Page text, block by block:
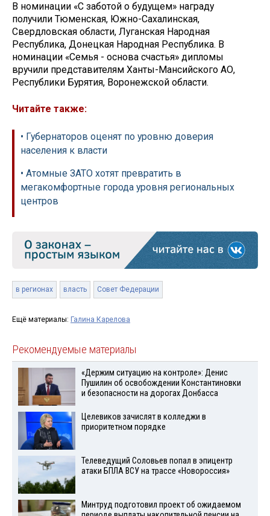
В номинации «С заботой о будущем» награду
получили Тюменская, Южно-Сахалинская,
Свердловская области, Луганская Народная
Республика, Донецкая Народная Республика. В
номинации «Семья - основа счастья» дипломы
вручили представителям Ханты-Мансийского АО,
Республики Бурятия, Воронежской области.
Читайте также:
• Губернаторов оценят по уровню доверия
населения к власти
• Атомные ЗАТО хотят превратить в
мегакомфортные города уровня региональных
центров
в регионах власть Совет Федерации
Ещё материалы: Галина Карелова
Рекомендуемые материалы
«Держим ситуацию на контроле»: Денис
Пушилин об освобождении Константиновки
и безопасности на дорогах Донбасса
Целевиков зачислят в колледжи в
приоритетном порядке
Телеведущий Соловьев попал в эпицентр
атаки БПЛА ВСУ на трассе «Новороссия»
Минтруд подготовил проект об ожидаемом